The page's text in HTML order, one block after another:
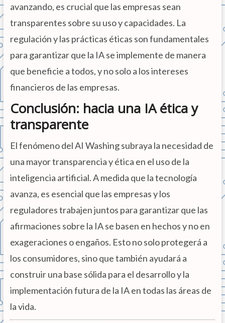
avanzando, es crucial que las empresas sean
transparentes sobre su uso y capacidades. La
regulación y las prácticas éticas son fundamentales
para garantizar que la IA se implemente de manera
que beneficie a todos, y no solo a los intereses
financieros de las empresas.
Conclusión: hacia una IA ética y
transparente
El fenómeno del AI Washing subraya la necesidad de
una mayor transparencia y ética en el uso de la
inteligencia artificial. A medida que la tecnología
avanza, es esencial que las empresas y los
reguladores trabajen juntos para garantizar que las
afirmaciones sobre la IA se basen en hechos y no en
exageraciones o engaños. Esto no solo protegerá a
los consumidores, sino que también ayudará a
construir una base sólida para el desarrollo y la
implementación futura de la IA en todas las áreas de
la vida.